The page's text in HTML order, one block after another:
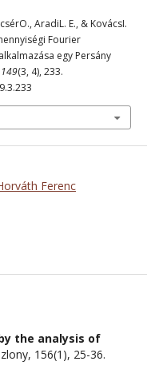
AradiL. E., & KovácsI.
Fourier
egy Persány
149(3, 4), 233.
Ferenc
the analysis of
156(1), 25-36.